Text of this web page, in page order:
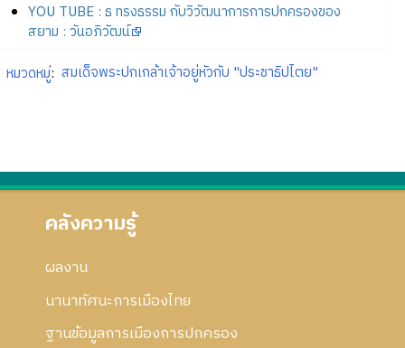
YOU TUBE : ธ ทรงธรรม กับวิวัฒนาการการปกครองของ
สยาม : วันอภิวัฒน์
หมวดหมู่: สมเด็จพระปกเกล้าเจ้าอยู่หัวกับ "ประชาธิปไตย"
คลังความรู้
ผลงาน
นานาทัศนะการเมืองไทย
ฐานข้อมูลการเมืองการปกครอง